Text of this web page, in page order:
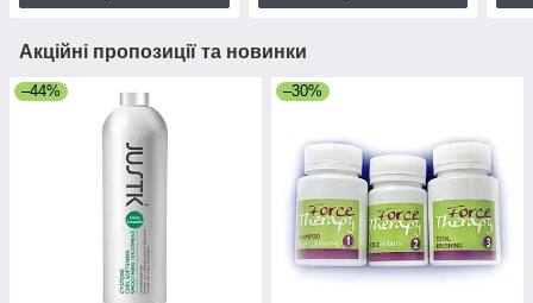
Акційні пропозиції та новинки
–44% –30%